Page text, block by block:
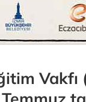
Vakfı